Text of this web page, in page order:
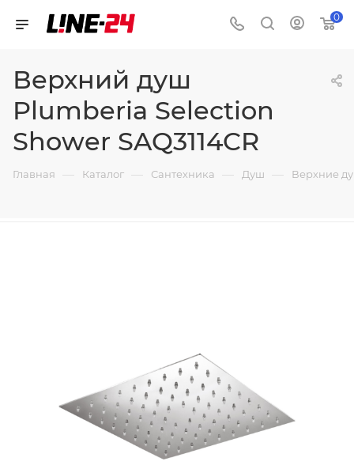
0
Верхний душ
Plumberia Selection
Shower SAQ3114CR
Главная — Каталог — Сантехника — Душ — Верхние